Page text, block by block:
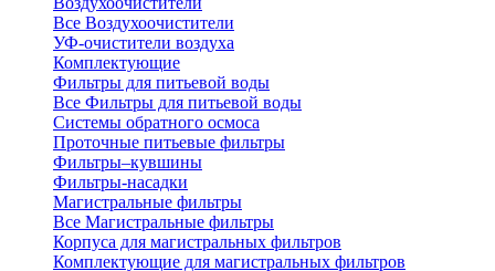
Все Воздухоочистители
УФ-очистители воздуха
Комплектующие
Фильтры для питьевой воды
Все Фильтры для питьевой воды
Системы обратного осмоса
Проточные питьевые фильтры
Фильтры–кувшины
Фильтры-насадки
Магистральные фильтры
Все Магистральные фильтры
Корпуса для магистральных фильтров
Комплектующие для магистральных фильтров